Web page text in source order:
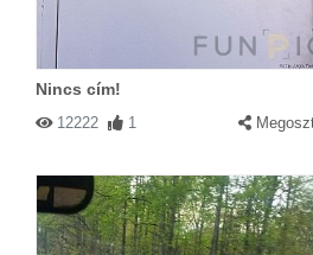
Nincs cím!
12222 1